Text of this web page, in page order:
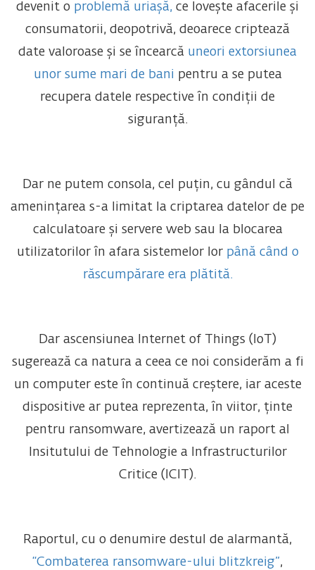
devenit o problemă uriașă, ce lovește afacerile și
consumatorii, deopotrivă, deoarece criptează
date valoroase și se încearcă uneori extorsiunea
unor sume mari de bani pentru a se putea
recupera datele respective în condiții de
siguranță.
Dar ne putem consola, cel puțin, cu gândul că
amenințarea s-a limitat la criptarea datelor de pe
calculatoare și servere web sau la blocarea
utilizatorilor în afara sistemelor lor până când o
răscumpărare era plătită.
Dar ascensiunea Internet of Things (IoT)
sugerează ca natura a ceea ce noi considerăm a fi
un computer este în continuă creștere, iar aceste
dispositive ar putea reprezenta, în viitor, ținte
pentru ransomware, avertizează un raport al
Insitutului de Tehnologie a Infrastructurilor
Critice (ICIT).
Raportul, cu o denumire destul de alarmantă,
“Combaterea ransomware-ului blitzkreig”,